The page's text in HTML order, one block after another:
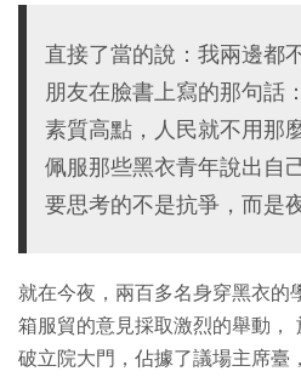
直接了當的說：我兩邊都
朋友在臉書上寫的那句話
素質高點，人民就不用那
佩服那些黑衣青年說出自
要思考的不是抗爭，而是
就在今夜，兩百多名身穿黑衣的
箱服貿的意見採取激烈的舉動
破立院大門，佔據了議場主席臺